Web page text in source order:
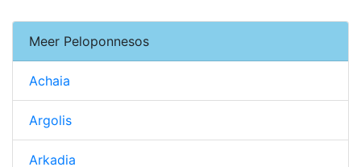
Meer Peloponnesos
Achaia
Argolis
Arkadia